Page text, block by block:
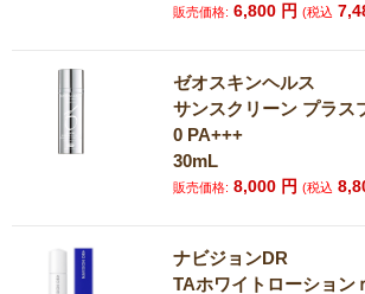
販売価格: 6,800 円(税込
ゼオスキンヘルス
サンスクリーン プラス
0 PA+++
30mL
販売価格: 8,000 円(税込
ナビジョンDR
TAホワイトローション